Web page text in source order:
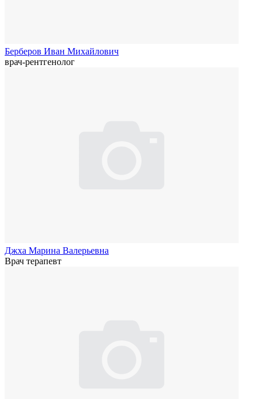
Берберов Иван Михайлович
врач-рентгенолог
Джха Марина Валерьевна
Врач терапевт